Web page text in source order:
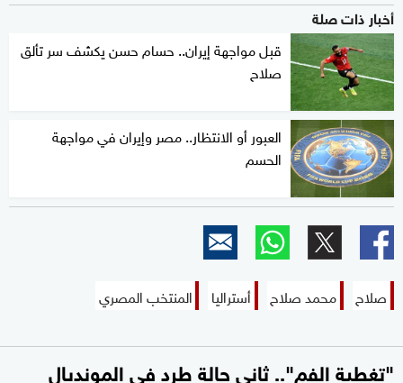
أخبار ذات صلة
قبل مواجهة إيران.. حسام حسن يكشف سر تألق
صلاح
العبور أو الانتظار.. مصر وإيران في مواجهة
الحسم
صلاح محمد صلاح أستراليا المنتخب المصري
"تغطية الفم".. ثاني حالة طرد في المونديال